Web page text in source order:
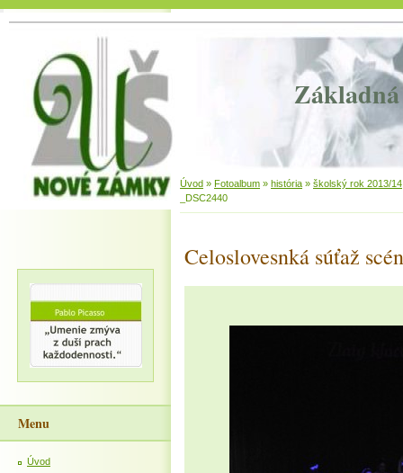
Základná
Úvod » Fotoalbum » história » školský rok 2013/14
_DSC2440
Celoslovesnká súťaž
Menu
Úvod